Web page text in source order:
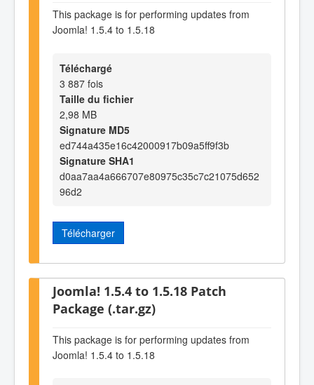
This package is for performing updates from
Joomla! 1.5.4 to 1.5.18
Téléchargé
3 887 fois
Taille du fichier
2,98 MB
Signature MD5
ed744a435e16c42000917b09a5ff9f3b
Signature SHA1
d0aa7aa4a666707e80975c35c7c21075d652
96d2
Télécharger
Joomla! 1.5.4 to 1.5.18 Patch
Package (.tar.gz)
This package is for performing updates from
Joomla! 1.5.4 to 1.5.18